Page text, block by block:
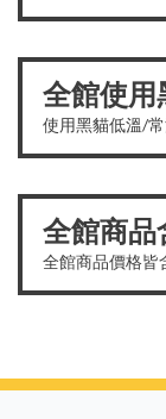
全館使用
使用黑貓低溫/
全館商品
全館商品價格皆